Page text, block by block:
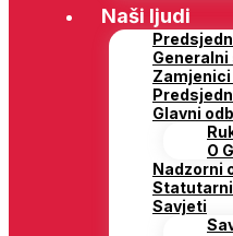
Naši ljudi
Zamjenici
Glavni
O
Nadzorni
Savjeti